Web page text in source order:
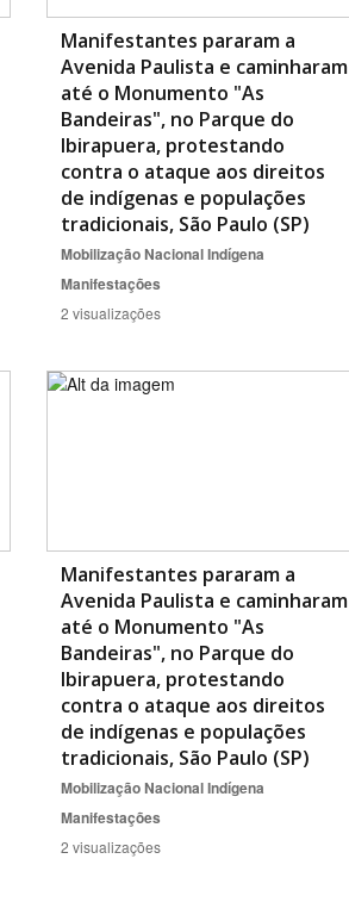
Manifestantes pararam a
Avenida Paulista e caminharam
até o Monumento "As
Bandeiras", no Parque do
Ibirapuera, protestando
contra o ataque aos direitos
de indígenas e populações
tradicionais, São Paulo (SP)
Mobilização Nacional Indígena
Manifestações
2 visualizações
Manifestantes pararam a
Avenida Paulista e caminharam
até o Monumento "As
Bandeiras", no Parque do
Ibirapuera, protestando
contra o ataque aos direitos
de indígenas e populações
tradicionais, São Paulo (SP)
Mobilização Nacional Indígena
Manifestações
2 visualizações